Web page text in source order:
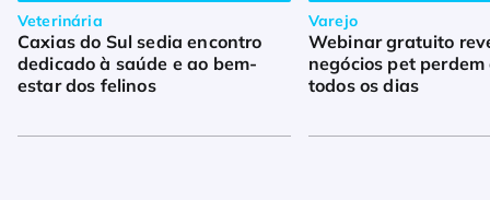
Veterinária
Caxias do Sul sedia encontro
dedicado à saúde e ao bem-
estar dos felinos
Varejo
Webinar gratuito
negócios pet
todos os dias